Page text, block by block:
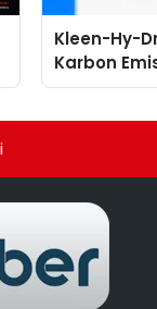
Kleen-Hy-
Karbon
Isıtma